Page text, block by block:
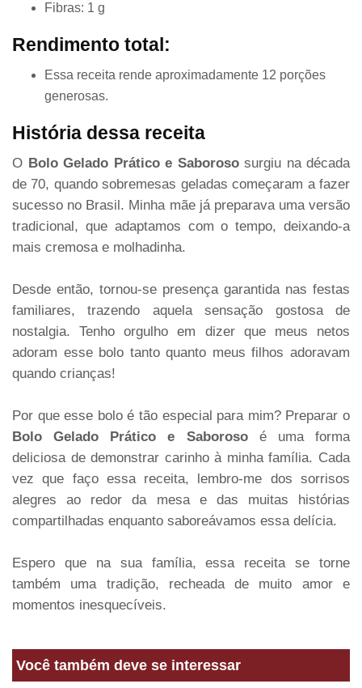
Fibras: 1 g
Rendimento total:
Essa receita rende aproximadamente 12 porções
generosas.
História dessa receita
O Bolo Gelado Prático e Saboroso surgiu na década
de 70, quando sobremesas geladas começaram a fazer
sucesso no Brasil. Minha mãe já preparava uma versão
tradicional, que adaptamos com o tempo, deixando-a
mais cremosa e molhadinha.
Desde então, tornou-se presença garantida nas festas
familiares, trazendo aquela sensação gostosa de
nostalgia. Tenho orgulho em dizer que meus netos
adoram esse bolo tanto quanto meus filhos adoravam
quando crianças!
Por que esse bolo é tão especial para mim? Preparar o
Bolo Gelado Prático e Saborosoé uma forma
deliciosa de demonstrar carinho à minha família. Cada
vez que faço essa receita, lembro-me dos sorrisos
alegres ao redor da mesa e das muitas histórias
compartilhadas enquanto saboreávamos essa delícia.
Espero que na sua família, essa receita se torne
também uma tradição, recheada de muito amor e
momentos inesquecíveis.
Você também deve se interessar